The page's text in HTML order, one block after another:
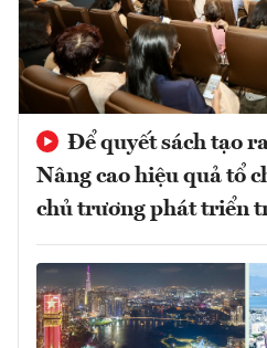
Để quyết sách tạo
Nâng cao hiệu quả tổ
chủ trương phát triển